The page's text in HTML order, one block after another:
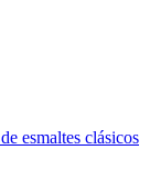
esmaltes clásicos